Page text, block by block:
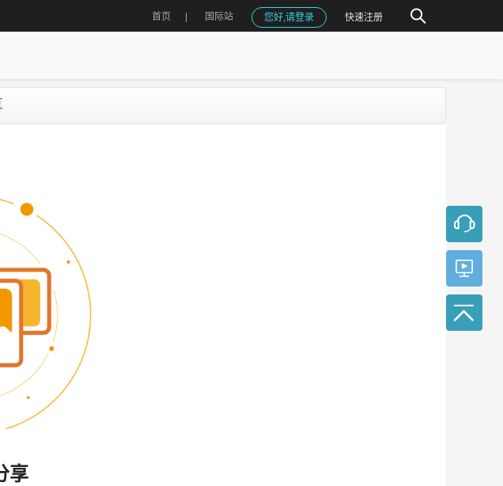
首页 国际站 您好,请登录 快速注册
享